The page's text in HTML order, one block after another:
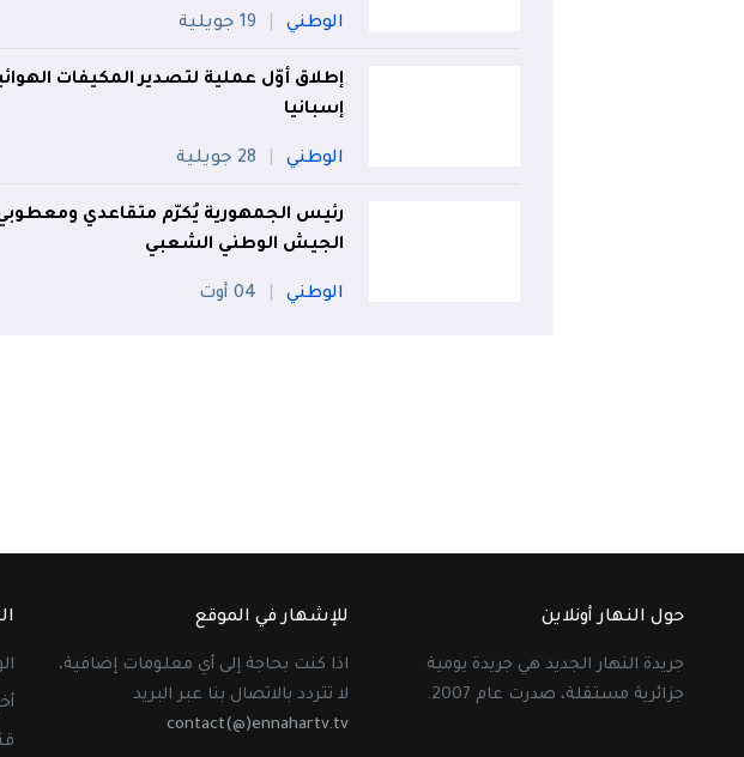
الوطني 19 جويلية
إطلاق أوّل عملية لتصدير المكيفات
إسبانيا
الوطني 28 جويلية
رئيس الجمهورية يُكرّم متقاعدي ومعطوبي
الجيش الوطني الشعبي
الوطني 04 أوت
حول النهار أونلاين
جريدة النهار الجديد هي جريدة يومية
جزائرية مستقلة، صدرت عام 2007.
للإشهار في الموقع
اذا كنت بحاجة إلى أي معلومات إضافية،
لا تتردد بالاتصال بنا عبر البريد
contact(@)ennahartv.tv